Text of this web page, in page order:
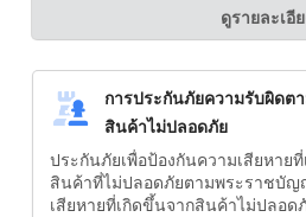
ดูรายละเอี
การประกันภัยความรับผิดต
สินค้าไม่ปลอดภัย
ประกันภัยเพื่อป้องกันความเสียหาย
สินค้าที่ไม่ปลอดภัยตามพระราชบั
เสียหายที่เกิดขึ้นจากสินค้าไม่ปลอด